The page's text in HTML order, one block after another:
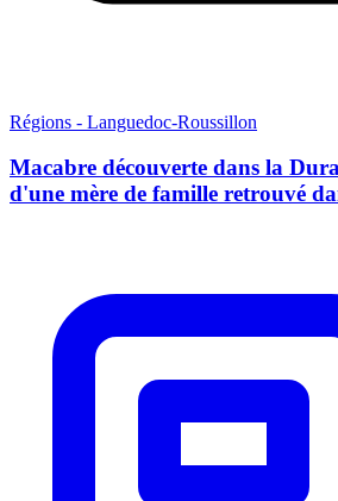
Régions - Languedoc-Roussillon
Macabre découverte dans la
d'une mère de famille retrouvé